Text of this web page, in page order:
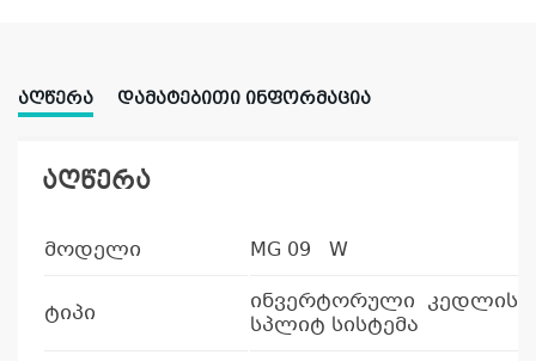
ᲐᲦᲬᲔᲠᲐ ᲓᲐᲛᲐᲢᲔᲑᲘᲗᲘ ᲘᲜᲤᲝᲠᲛᲐᲪᲘᲐ
აღწერა
მოდელი MG 09 W
ტიპი
ინვერტორული კედლის
სპლიტ სისტემა